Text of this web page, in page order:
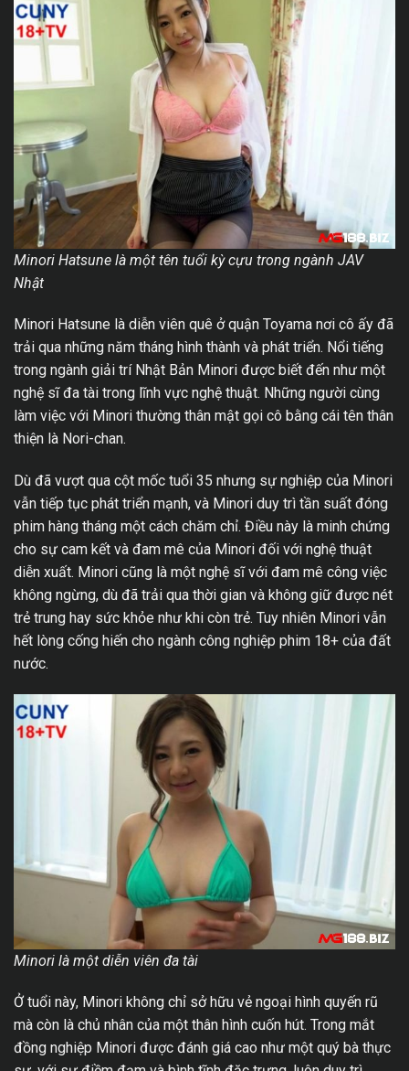
Minori Hatsune là một tên tuổi kỳ cựu trong ngành JAV
Nhật
Minori Hatsune là diễn viên quê ở quận Toyama nơi cô ấy đã
trải qua những năm tháng hình thành và phát triển. Nổi tiếng
trong ngành giải trí Nhật Bản Minori được biết đến như một
nghệ sĩ đa tài trong lĩnh vực nghệ thuật. Những người cùng
làm việc với Minori thường thân mật gọi cô bằng cái tên thân
thiện là Nori-chan.
Dù đã vượt qua cột mốc tuổi 35 nhưng sự nghiệp của Minori
vẫn tiếp tục phát triển mạnh, và Minori duy trì tần suất đóng
phim hàng tháng một cách chăm chỉ. Điều này là minh chứng
cho sự cam kết và đam mê của Minori đối với nghệ thuật
diễn xuất. Minori cũng là một nghệ sĩ với đam mê công việc
không ngừng, dù đã trải qua thời gian và không giữ được nét
trẻ trung hay sức khỏe như khi còn trẻ. Tuy nhiên Minori vẫn
hết lòng cống hiến cho ngành công nghiệp phim 18+ của đất
nước.
Minori là một diễn viên đa tài
Ở tuổi này, Minori không chỉ sở hữu vẻ ngoại hình quyến rũ
mà còn là chủ nhân của một thân hình cuốn hút. Trong mắt
đồng nghiệp Minori được đánh giá cao như một quý bà thực